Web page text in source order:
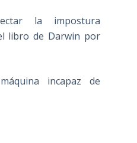
la impostura
libro de Darwin por
incapaz de